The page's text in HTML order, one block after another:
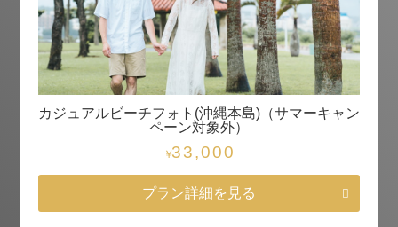
カジュアルビーチフォト(沖縄本島)（サマーキャン
ペーン対象外）
￥33,000
プラン詳細を見る